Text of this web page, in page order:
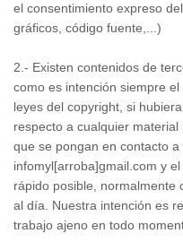
el consentimiento expreso
gráficos, código fuente,...)
2.- Existen contenidos de
como es intención siempre
leyes del copyright, si
respecto a cualquier
que se pongan en contacto
infomyl[arroba]gmail.com y
rápido posible, normalmente
al día. Nuestra intención es
trabajo ajeno en todo